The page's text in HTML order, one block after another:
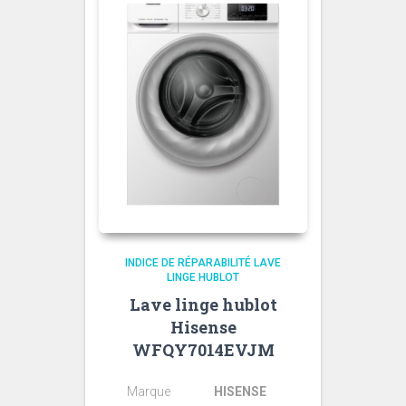
INDICE DE RÉPARABILITÉ LAVE
LINGE HUBLOT
Lave linge hublot
Hisense
WFQY7014EVJM
Marque HISENSE